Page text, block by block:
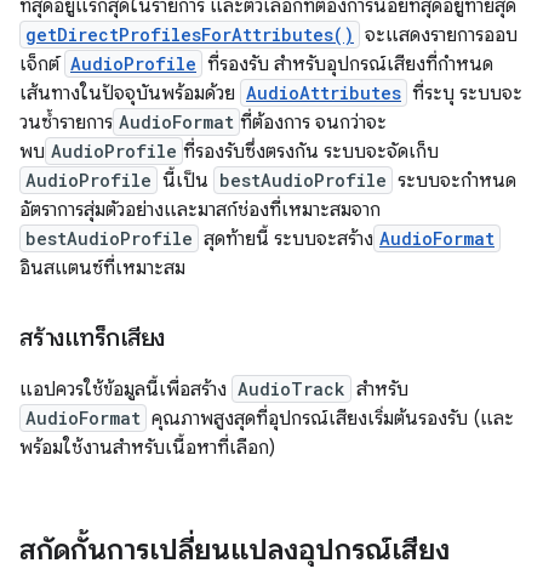
ที่สุดอยู่แรกสุดในรายการ และตัวเลือกที่ต้องการน้อยที่สุดอยู่ท้ายสุด
getDirectProfilesForAttributes() จะแสดงรายการออบ
เจ็กต์ AudioProfile ที่รองรับ สำหรับอุปกรณ์เสียงที่กำหนด
เส้นทางในปัจจุบันพร้อมด้วย AudioAttributes ที่ระบุ ระบบจะ
วนซ้ำรายการ AudioFormat ที่ต้องการ จนกว่าจะ
พบ AudioProfile ที่รองรับซึ่งตรงกัน ระบบจะจัดเก็บ
AudioProfile นี้เป็น bestAudioProfile ระบบจะกำหนด
อัตราการสุ่มตัวอย่างและมาสก์ช่องที่เหมาะสมจาก
bestAudioProfile สุดท้ายนี้ ระบบจะสร้าง AudioFormat
อินสแตนซ์ที่เหมาะสม
สร้างแทร็กเสียง
แอปควรใช้ข้อมูลนี้เพื่อสร้าง AudioTrack สำหรับ
AudioFormat คุณภาพสูงสุดที่อุปกรณ์เสียงเริ่มต้นรองรับ (และ
พร้อมใช้งานสำหรับเนื้อหาที่เลือก)
สกัดกั้นการเปลี่ยนแปลงอุปกรณ์เสียง